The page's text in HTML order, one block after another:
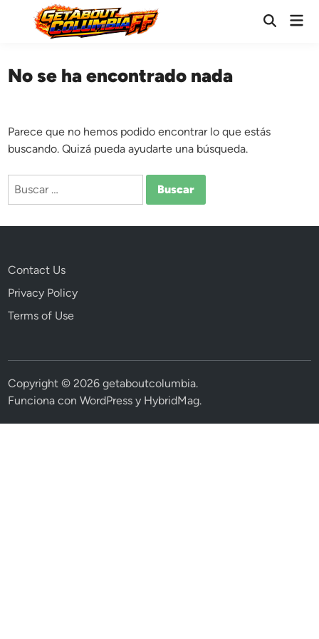
contenido
Abrir
No se ha encontrado nada
Parece que no hemos podido encontrar lo que estás
buscando. Quizá pueda ayudarte una búsqueda.
Buscar:
Contact Us
Privacy Policy
Terms of Use
Copyright © 2026getaboutcolumbia.
Funciona conWordPress y HybridMag.